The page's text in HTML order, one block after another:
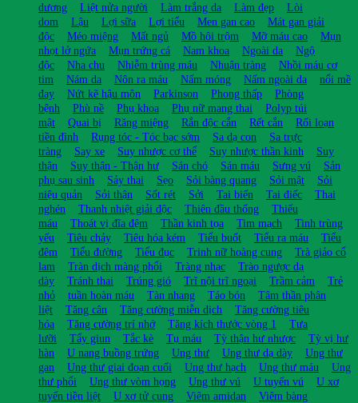
dương
Liệt nửa người Làm trắng da Làm đẹp
Lòi
dom
Lậu Lợi sữa Lợi tiểu Men gan cao
Mát gan giải
độc
Méo miệng Mất ngủ Mồ hôi trộm Mỡ máu cao
Mụn
nhọt lở ngứa
Mụn trứng cá Nam khoa Ngoài da
Ngộ
độc
Nha chu Nhiễm trùng máu Nhuận tràng
Nhồi máu cơ
tim
Nám da Nôn ra máu Nấm móng Nấm ngoài da
nổi mề
đay
Nứt kẽ hậu môn Parkinson Phong thấp
Phòng
bệnh
Phù nề Phụ khoa Phụ nữ mang thai
Polyp túi
mật
Quai bị Răng miệng Rắn độc cắn Rết cắn
Rối loạn
tiền đình
Rụng tóc - Tóc bạc sớm Sa dạ con
Sa trực
tràng
Say xe Suy nhược cơ thể Suy nhược thần kinh
Suy
thận
Suy thận - Thận hư Sán chó Sán máu Sưng vú
Sản
phụ sau sinh
Sảy thai Sẹo Sỏi bàng quang Sỏi mật
Sỏi
niệu quản
Sỏi thận Sốt rét Sởi Tai biến Tai điếc
Thai
nghén
Thanh nhiệt giải độc Thiên đầu thống
Thiếu
máu
Thoát vị đĩa đệm Thần kinh tọa Tim mạch
Tinh trùng
yếu
Tiêu chảy Tiêu hóa kém Tiểu buốt Tiểu ra máu
Tiểu
đêm
Tiểu đường Tiểu đục Trinh nữ hoàng cung
Trà giảo cổ
lam
Tràn dịch màng phổi Tràng nhạc
Trào ngược dạ
dày
Tránh thai Trúng gió Trĩ nội trĩ ngoại Trầm cảm
Trẻ
nhỏ
tuần hoàn máu Tàn nhang Táo bón
Tâm thần phân
liệt
Tăng cân Tăng cường miễn dịch
Tăng cường tiêu
hóa
Tăng cường trí nhớ Tăng kích thước vòng 1
Tưa
lưỡi
Tẩy giun Tắc kè Tụ máu Tỳ thận hư nhược
Tỳ vị hư
hàn
U nang buồng trứng Ung thư Ung thư dạ dày
Ung thư
gan
Ung thư giai đoạn cuối Ung thư hạch Ung thư máu
Ung
thư phổi
Ung thư vòm họng Ung thư vú U tuyến vú
U xơ
tuyến tiền liệt
U xơ tử cung Viêm amidan
Viêm bàng